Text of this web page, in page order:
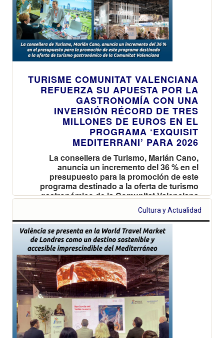
TURISME COMUNITAT VALENCIANA
REFUERZA SU APUESTA POR LA
GASTRONOMÍA CON UNA
INVERSIÓN RÉCORD DE TRES
MILLONES DE EUROS EN EL
PROGRAMA ‘EXQUISIT
MEDITERRANI’ PARA 2026
La consellera de Turismo, Marián Cano,
anuncia un incremento del 36 % en el
presupuesto para la promoción de este
programa destinado a la oferta de turismo
gastronómico de la Comunitat Valenciana
Cultura y Actualidad